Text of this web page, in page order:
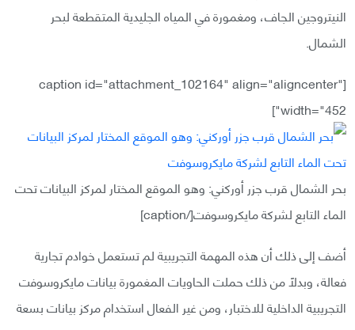
النيتروجين الجاف، ومغمورة في المياه الجليدية المتقطعة لبحر
الشمال.
[caption id="attachment_102164" align="aligncenter"
width="452"]
بحر الشمال قرب جزر أوركني: وهو الموقع المختار لمركز البيانات تحت
الماء التابع لشركة مايكروسوفت[/caption]
أضف إلى ذلك أن هذه المهمة التجريبية لم تستعمل خوادم تجارية
فعالة، وبدلًا من ذلك حملت الحاويات المغمورة بيانات مايكروسوفت
التجريبية الداخلية للاختبار، ومن غير الفعال استخدام مركز بيانات بسعة